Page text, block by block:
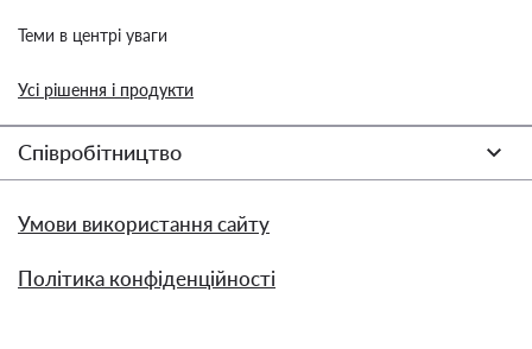
Теми в центрі уваги
Усі рішення і продукти
Співробітництво
Умови використання сайту
Політика конфіденційності